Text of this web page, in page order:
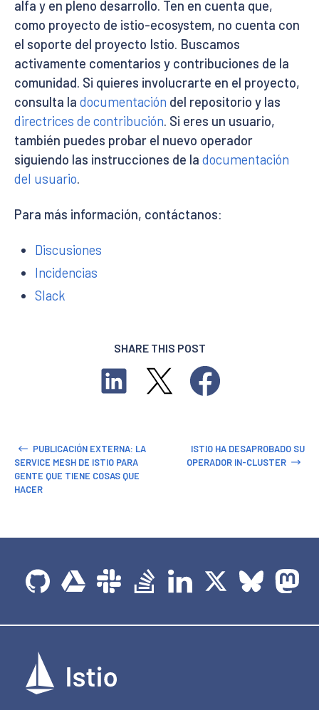
alfa y en pleno desarrollo. Ten en cuenta que,
como proyecto de istio-ecosystem, no cuenta con
el soporte del proyecto Istio. Buscamos
activamente comentarios y contribuciones de la
comunidad. Si quieres involucrarte en el proyecto,
consulta la documentación del repositorio y las
directrices de contribución. Si eres un usuario,
también puedes probar el nuevo operador
siguiendo las instrucciones de la documentación
del usuario.
Para más información, contáctanos:
Discusiones
Incidencias
Slack
SHARE THIS POST
PUBLICACIÓN EXTERNA: LA
SERVICE MESH DE ISTIO PARA
GENTE QUE TIENE COSAS QUE
HACER
ISTIO HA DESAPROBADO SU
OPERADOR IN-CLUSTER